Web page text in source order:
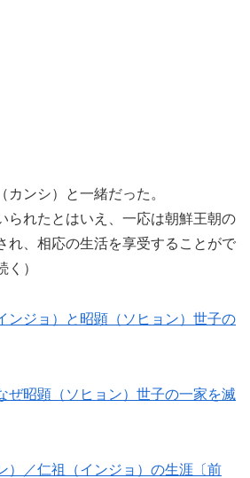
カンシ）と一緒だった。
られたとはいえ、一応は朝鮮王朝の
れ、相応の生活を享受することがで
く）
ンジョ）と昭顕（ソヒョン）世子の
ぜ昭顕（ソヒョン）世子の一家を滅
）／仁祖（インジョ）の生涯〔前